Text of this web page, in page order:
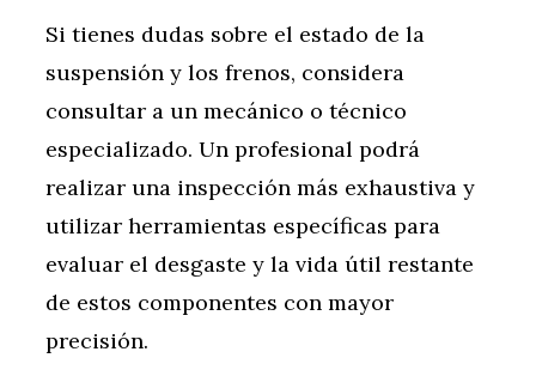
Si tienes dudas sobre el estado de la
suspensión y los frenos, considera
consultar a un mecánico o técnico
especializado. Un profesional podrá
realizar una inspección más exhaustiva y
utilizar herramientas específicas para
evaluar el desgaste y la vida útil restante
de estos componentes con mayor
precisión.